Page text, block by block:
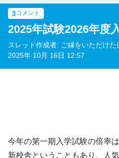
3コメント
2025年試験2026年度
スレッド作成者: ご縁をいただけた
2025年 10月 16日 12:57
今年の第一期入学試験の倍率
新校舎ということもあり、人